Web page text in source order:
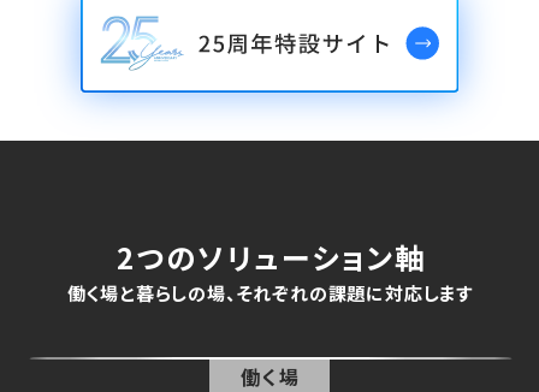
2つのソリューション軸
働く場と暮らしの場、それぞれの課題に対応します
働く場